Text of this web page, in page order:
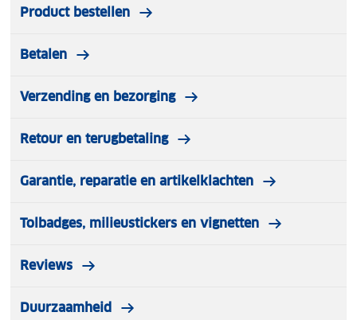
Product bestellen
Betalen
Verzending en bezorging
Retour en terugbetaling
Garantie, reparatie en artikelklachten
Tolbadges, milieustickers en vignetten
Reviews
Duurzaamheid